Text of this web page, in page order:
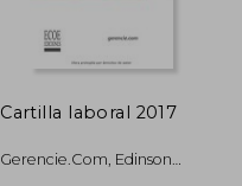
Cartilla laboral 2017
Gerencie.com, Edinson